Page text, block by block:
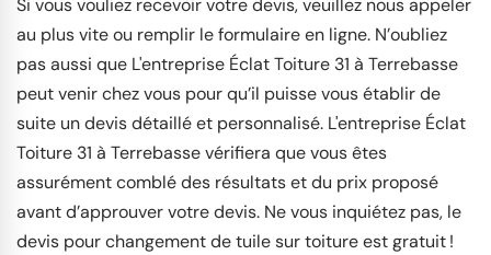
Si vous vouliez recevoir votre devis, veuillez nous appeler
au plus vite ou remplir le formulaire en ligne. N’oubliez
pas aussi que L'entreprise Éclat Toiture 31 à Terrebasse
peut venir chez vous pour qu’il puisse vous établir de
suite un devis détaillé et personnalisé. L'entreprise Éclat
Toiture 31 à Terrebasse vérifiera que vous êtes
assurément comblé des résultats et du prix proposé
avant d’approuver votre devis. Ne vous inquiétez pas, le
devis pour changement de tuile sur toiture est gratuit !